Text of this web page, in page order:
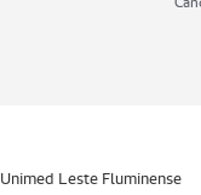
Unimed Leste Fluminense